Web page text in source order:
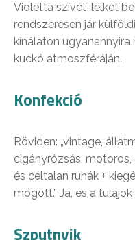
Violetta szívét-lelkét
rendszeresen jár
kínálaton
kuckó atmoszféráján.
Konfekció
Röviden: „vintage,
cigányrózsás,
és céltalan ruhák +
mögött.” Ja, és a
Szputnyik